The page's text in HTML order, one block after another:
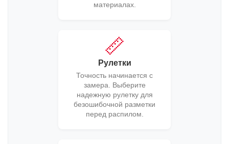
материалах.
📏
Рулетки
Точность начинается с
замера. Выберите
надежную рулетку для
безошибочной разметки
перед распилом.